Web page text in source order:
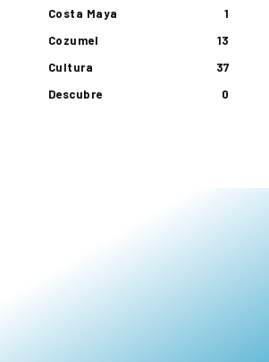
Costa Maya
1
Cozumel
13
Cultura
37
Descubre
0